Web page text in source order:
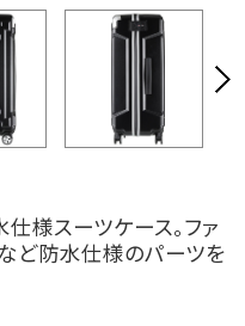
様スーツケース。ファ
ど防水仕様のパーツを